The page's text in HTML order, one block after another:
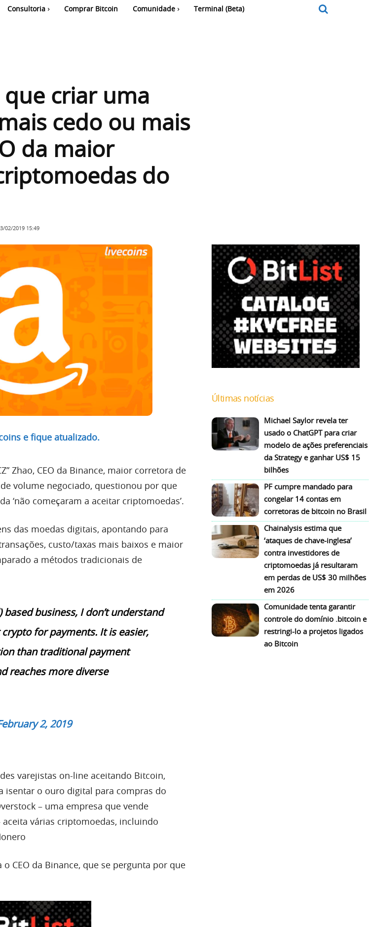
Consultoria Comprar Bitcoin Comunidade Terminal (Beta)
criar uma
cedo ou mais
da maior
do
02/2019 15:49
e fique atualizado.
Zhao, CEO da Binance, maior corretora de
volume negociado, questionou por que
‘não começaram a aceitar criptomoedas’.
das moedas digitais, apontando para
custo/taxas mais baixos e maior
a métodos tradicionais de
business, I don’t understand
for payments. It is easier,
than traditional payment
reaches more diverse
2, 2019
varejistas on-line aceitando Bitcoin,
isentar o ouro digital para compras do
– uma empresa que vende
várias criptomoedas, incluindo
CEO da Binance, que se pergunta por que
Últimas notícias
Michael Saylor revela ter
usado o ChatGPT para criar
modelo de ações preferenciais
da Strategy e ganhar US$ 15
bilhões
PF cumpre mandado para
congelar 14 contas em
corretoras de bitcoin no Brasil
Chainalysis estima que
‘ataques de chave-inglesa’
contra investidores de
criptomoedas já resultaram
em perdas de US$ 30 milhões
em 2026
Comunidade tenta garantir
controle do domínio .bitcoin e
restringi-lo a projetos ligados
ao Bitcoin